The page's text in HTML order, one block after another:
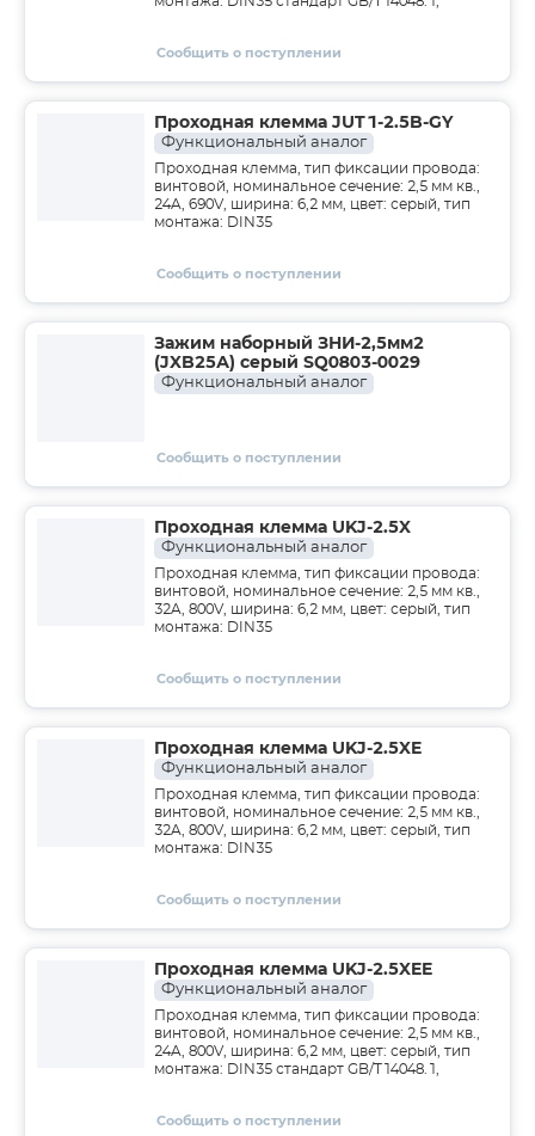
Сообщить о поступлении
Проходная клемма JUT1-2.5B-GY
Функциональный аналог
Проходная клемма, тип фиксации провода:
винтовой, номинальное сечение: 2,5 мм кв.,
24A, 690V, ширина: 6,2 мм, цвет: серый, тип
монтажа: DIN35
Сообщить о поступлении
Зажим наборный ЗНИ-2,5мм2
(JXB25А) серый SQ0803-0029
Функциональный аналог
Сообщить о поступлении
Проходная клемма UKJ-2.5X
Функциональный аналог
Проходная клемма, тип фиксации провода:
винтовой, номинальное сечение: 2,5 мм кв.,
32A, 800V, ширина: 6,2 мм, цвет: серый, тип
монтажа: DIN35
Сообщить о поступлении
Проходная клемма UKJ-2.5XE
Функциональный аналог
Проходная клемма, тип фиксации провода:
винтовой, номинальное сечение: 2,5 мм кв.,
32A, 800V, ширина: 6,2 мм, цвет: серый, тип
монтажа: DIN35
Сообщить о поступлении
Проходная клемма UKJ-2.5XEE
Функциональный аналог
Проходная клемма, тип фиксации провода:
винтовой, номинальное сечение: 2,5 мм кв.,
24A, 800V, ширина: 6,2 мм, цвет: серый, тип
монтажа: DIN35 стандарт GB/T14048.1,
Сообщить о поступлении